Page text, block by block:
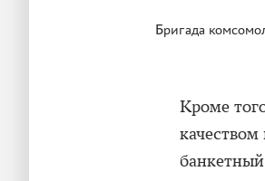
Бригада
Кроме